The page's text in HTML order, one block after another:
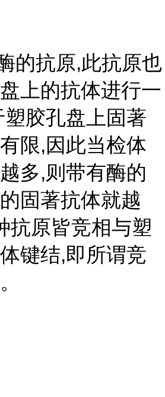
的抗原,此抗原也
上的抗体进行一
胶孔盘上固著
限,因此当检体
多,则带有酶的
固著抗体就越
抗原皆竞相与塑
键结,即所谓竞